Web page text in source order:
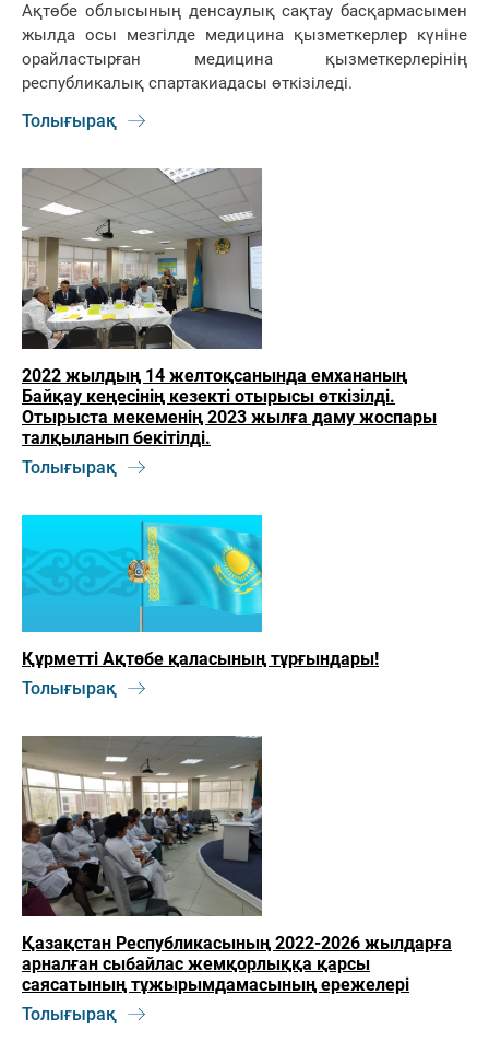
Ақтөбе облысының денсаулық сақтау басқармасымен
жылда осы мезгілде медицина қызметкерлер күніне
орайластырған медицина қызметкерлерінің
республикалық спартакиадасы өткізіледі.
Толығырақ
2022 жылдың 14 желтоқсанында емхананың
Байқау кеңесінің кезекті отырысы өткізілді.
Отырыста мекеменің 2023 жылға даму жоспары
талқыланып бекітілді.
Толығырақ
Құрметті Ақтөбе қаласының тұрғындары!
Толығырақ
Қазақстан Республикасының 2022-2026 жылдарға
арналған сыбайлас жемқорлыққа қарсы
саясатының тұжырымдамасының ережелері
Толығырақ